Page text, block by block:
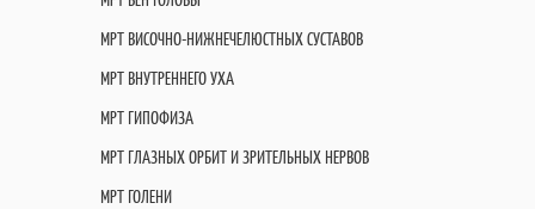
МРТ ВИСОЧНО-НИЖНЕЧЕЛЮСТНЫХ СУСТАВОВ
МРТ ВНУТРЕННЕГО УХА
МРТ ГИПОФИЗА
МРТ ГЛАЗНЫХ ОРБИТ И ЗРИТЕЛЬНЫХ НЕРВОВ
МРТ ГОЛЕНИ